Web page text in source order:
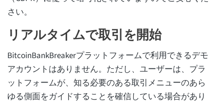
さい。
リアルタイムで取引を開始
BitcoinBankBreakerプラットフォームで利用できるデモ
アカウントはありません。ただし、ユーザーは、プラ
ットフォームが、知る必要のある取引メニューのあら
ゆる側面をガイドすることを確信している場合があり